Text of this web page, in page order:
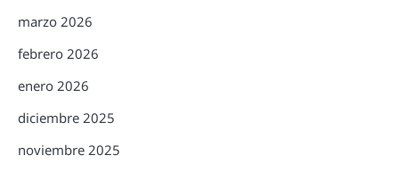
marzo 2026
febrero 2026
enero 2026
diciembre 2025
noviembre 2025